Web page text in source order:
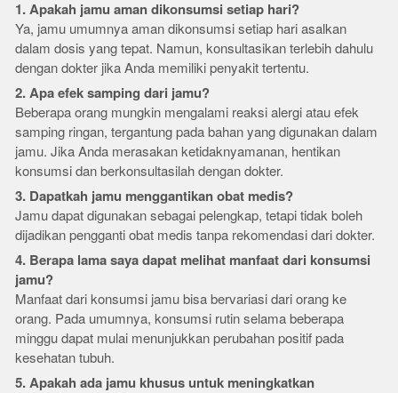
1. Apakah jamu aman dikonsumsi setiap hari?
Ya, jamu umumnya aman dikonsumsi setiap hari asalkan
dalam dosis yang tepat. Namun, konsultasikan terlebih dahulu
dengan dokter jika Anda memiliki penyakit tertentu.
2. Apa efek samping dari jamu?
Beberapa orang mungkin mengalami reaksi alergi atau efek
samping ringan, tergantung pada bahan yang digunakan dalam
jamu. Jika Anda merasakan ketidaknyamanan, hentikan
konsumsi dan berkonsultasilah dengan dokter.
3. Dapatkah jamu menggantikan obat medis?
Jamu dapat digunakan sebagai pelengkap, tetapi tidak boleh
dijadikan pengganti obat medis tanpa rekomendasi dari dokter.
4. Berapa lama saya dapat melihat manfaat dari konsumsi
jamu?
Manfaat dari konsumsi jamu bisa bervariasi dari orang ke
orang. Pada umumnya, konsumsi rutin selama beberapa
minggu dapat mulai menunjukkan perubahan positif pada
kesehatan tubuh.
5. Apakah ada jamu khusus untuk meningkatkan